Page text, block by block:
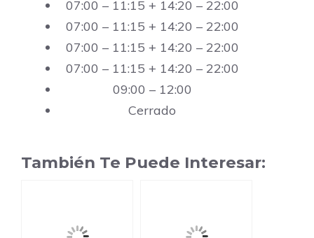
07:00 – 11:15 + 14:20 – 22:00
07:00 – 11:15 + 14:20 – 22:00
07:00 – 11:15 + 14:20 – 22:00
07:00 – 11:15 + 14:20 – 22:00
09:00 – 12:00
Cerrado
También Te Puede Interesar: